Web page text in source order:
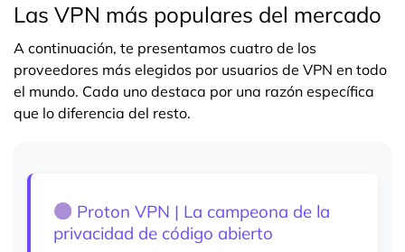
Las VPN más populares del mercado
A continuación, te presentamos cuatro de los
proveedores más elegidos por usuarios de VPN en todo
el mundo. Cada uno destaca por una razón específica
que lo diferencia del resto.
Proton VPN | La campeona de la
privacidad de código abierto